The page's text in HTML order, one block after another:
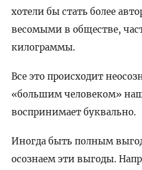
хотели бы стать более
весомыми в обществе,
килограммы.
Все это происходит
«большим человеком»
воспринимает буквально.
Иногда быть полным
осознаем эти выгоды.